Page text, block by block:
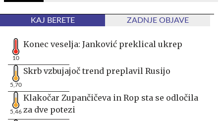
KAJ BERETE ZADNJE OBJAVE
10
Konec veselja: Janković preklical ukrep
5,70
Skrb vzbujajoč trend preplavil Rusijo
5,46
Klakočar Zupančičeva in Rop sta se odločila
za dve potezi